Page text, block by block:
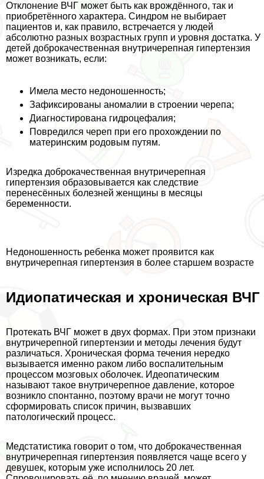
Отклонение ВЧГ может быть как врождённого, так и
приобретённого хаpaктера. Синдром не выбирает
пациентов и, как правило, встречается у людей
абсолютно разных возрастных групп и уровня достатка. У
детей доброкачественная внутричерепная гипертензия
может возникать, если:
Имела место недоношенность;
Зафиксированы аномалии в строении черепа;
Диагностирована гидроцефалия;
Повредился череп при его прохождении по
материнским родовым путям.
Изредка доброкачественная внутричерепная
гипертензия образовывается как следствие
перенесённых болезней женщины в месяцы
беременности.
Недоношенность ребенка может проявится как
внутричерепная гипертензия в более старшем возрасте
Идиопатическая и хроническая ВЧГ
Протекать ВЧГ может в двух формах. При этом признаки
внутричерепной гипертензии и методы лечения будут
различаться. Хроническая форма течения нередко
вызывается именно paком либо воспалительным
процессом мозговых оболочек. Идеопатическим
называют такое внутричерепное давление, которое
возникло спонтанно, поэтому врачи не могут точно
сформировать список причин, вызвавших
патологический процесс.
Медстатистика говорит о том, что доброкачественная
внутричерепная гипертензия появляется чаще всего у
дeвyшек, которым уже исполнилось 20 лет.